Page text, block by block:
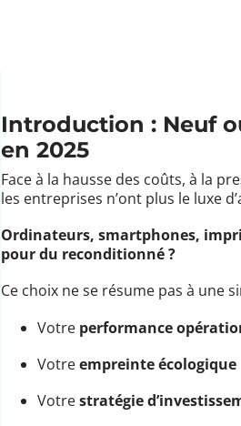
Introduction : Neuf
en 2025
Face à la hausse des coûts, à la
les entreprises n’ont plus le luxe
Ordinateurs, smartphones,
pour du reconditionné ?
Ce choix ne se résume pas à une
Votre performance
Votreempreinte écologique
Votrestratégie